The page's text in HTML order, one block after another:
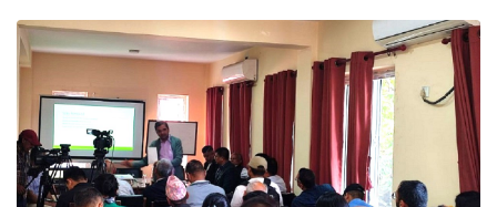
पर्यटन
भिडियो
छापा
खोज